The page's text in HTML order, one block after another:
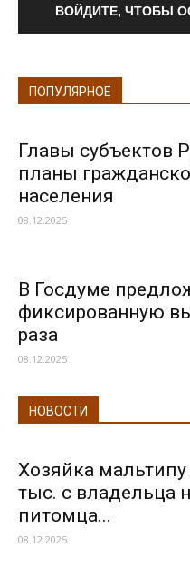
ВОЙДИТЕ, ЧТОБЫ
ПОПУЛЯРНОЕ
Главы субъектов
планы
населения
08.12.2025
В Госдуме
фиксированную
раза
08.12.2025
НОВОСТИ
Хозяйка
тыс. с владельца
питомца...
08.12.2025